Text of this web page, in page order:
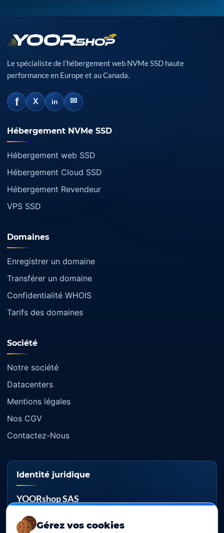
Gérez vos cookies
Le spécialiste de l’hébergement web NVMe SSD haute
performance en Europe et au Canada.
f X in ✉
Hébergement NVMe SSD
Hébergement web SSD
Hébergement Cloud SSD
Hébergement Revendeur
VPS SSD
Domaines
Enregistrer un domaine
Transférer un domaine
Confidentialité WHOIS
Tarifs des domaines
Société
Notre société
Datacenters
Mentions légales
Nos CGV
Contactez-Nous
Identité juridique
YOORshop SAS
RCS
817 466 147